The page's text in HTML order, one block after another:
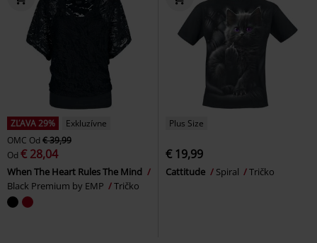
ZĽAVA 29%
Exkluzívne
OMC Od € 39,99
Od € 28,04
When The Heart Rules The Mind
Black Premium by EMP
Tričko
Plus Size
€ 19,99
Cattitude Spiral Tričko